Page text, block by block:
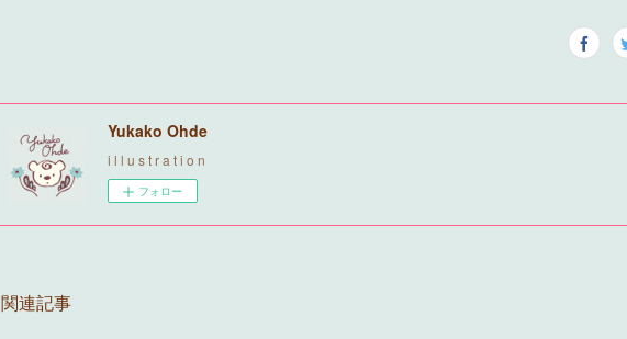
Yukako Ohde
i l l u s t r a t i o n
フォロー
関連記事